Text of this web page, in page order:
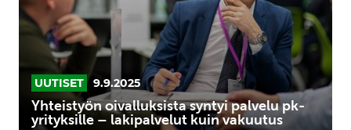
yrityksille
lakipalvelut
vakuutus
UUTISET 9.9.2025
Yhteistyön oivalluksista syntyi palvelu pk-
yrityksille – lakipalvelut kuin vakuutus